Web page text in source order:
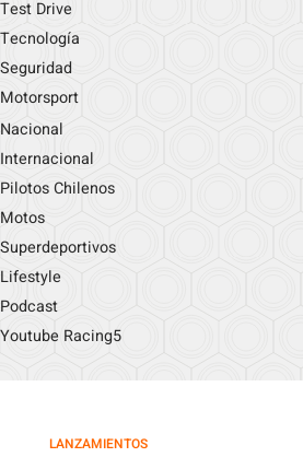
Test Drive
Tecnología
Seguridad
Motorsport
Nacional
Internacional
Pilotos Chilenos
Motos
Superdeportivos
Lifestyle
Podcast
Youtube Racing5
LANZAMIENTOS